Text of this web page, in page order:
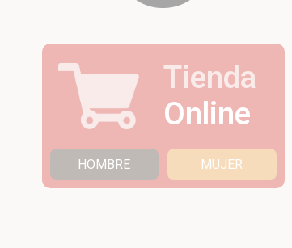
Tienda
Online
HOMBRE MUJER